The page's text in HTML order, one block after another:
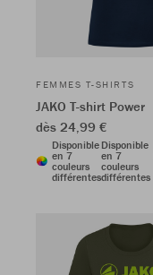
FEMMES T-SHIRTS
JAKO T-shirt Power
dès 24,99 €
Disponible
en 7
couleurs
différentes
Disponible
en 7
couleurs
différentes